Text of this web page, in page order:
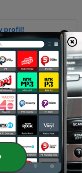
profil!
og
Island
og Met Gala